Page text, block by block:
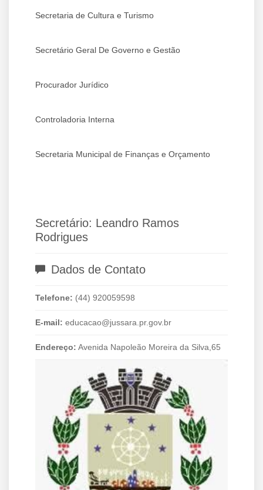
Secretaria de Cultura e Turismo
Secretário Geral De Governo e Gestão
Procurador Jurídico
Controladoria Interna
Secretaria Municipal de Finanças e Orçamento
Secretário: Leandro Ramos
Rodrigues
Dados de Contato
Telefone: (44) 920059598
E-mail: educacao@jussara.pr.gov.br
Endereço: Avenida Napoleão Moreira da Silva,65